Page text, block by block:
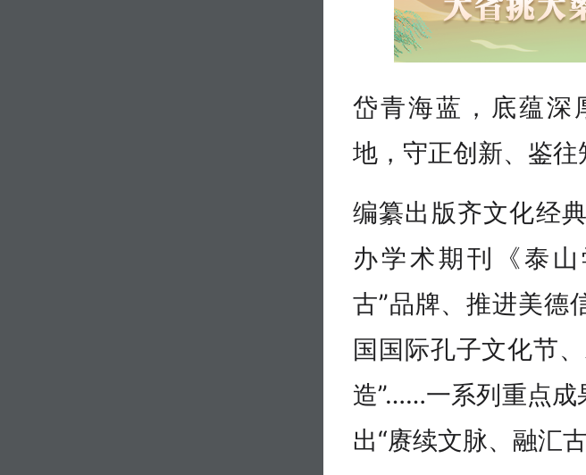
岱青海蓝，底蕴深
地，守正创新、鉴往
编纂出版齐文化经
办学术期刊《泰
古”品牌、推进美德
国国际孔子文化节
造”……一系列重点成
出“赓续文脉、融汇